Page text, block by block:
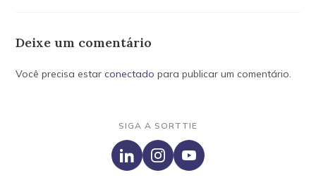
Deixe um comentário
Você precisa estarconectado para publicar um comentário.
SIGA A SORTTIE